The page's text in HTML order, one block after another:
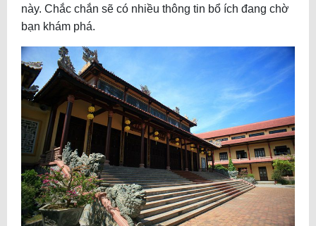
này. Chắc chắn sẽ có nhiều thông tin bổ ích đang chờ
bạn khám phá.